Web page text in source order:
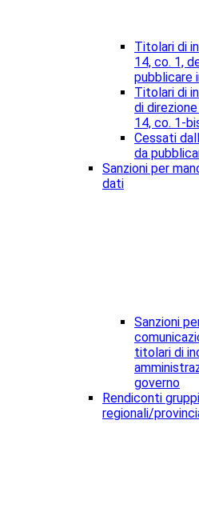
Titolari di
14, co. 1,
pubblicare
Titolari di
di
14, co. 1-
Cessati
da
Sanzioni per
dati
Sanzioni
titolari di
governo
Rendiconti
regionali/